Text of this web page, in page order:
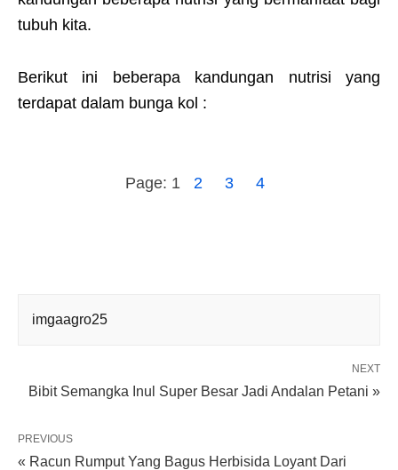
tubuh kita.
Berikut ini beberapa kandungan nutrisi yang
terdapat dalam bunga kol :
Page: 1 2 3 4
imgaagro25
NEXT
Bibit Semangka Inul Super Besar Jadi Andalan Petani »
PREVIOUS
« Racun Rumput Yang Bagus Herbisida Loyant Dari